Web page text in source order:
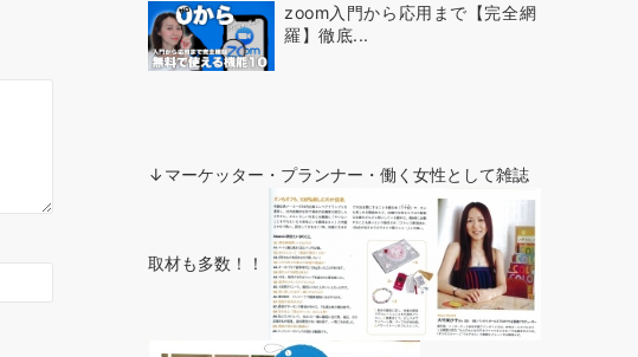
zoom入門から応用まで【完全網
羅】徹底...
↓マーケッター・プランナー・働く女性として雑誌
取材も多数！！